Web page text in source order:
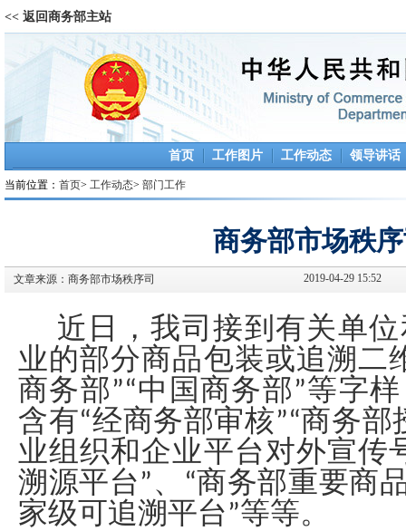
<< 返回商务部主站
首页 工作图片 工作动态 领导讲话
当前位置： 首页> 工作动态> 部门工作
商务部市场秩
文章来源： 商务部市场秩序司 2019-04-29 15:52
近日，我司接到有关单
业的部分商品包装或追溯二
商务部”“中国商务部”等字
含有“经商务部审核”“商务
业组织和企业平台对外宣传
溯源平台”、“商务部重要商
家级可追溯平台”等等。